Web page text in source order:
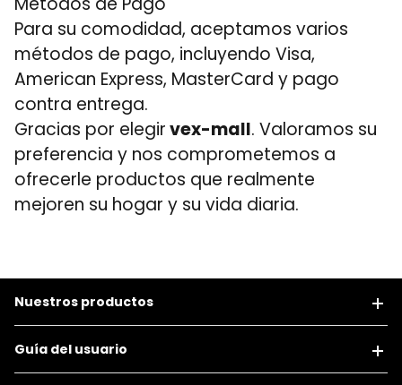
Para su comodidad, aceptamos varios
métodos de pago, incluyendo Visa,
American Express, MasterCard y pago
contra entrega.
Gracias por elegirvex-mall. Valoramos su
preferencia y nos comprometemos a
ofrecerle productos que realmente
mejoren su hogar y su vida diaria.
Nuestros productos
Guía del usuario